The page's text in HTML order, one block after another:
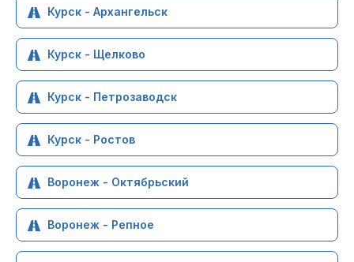
Курск - Архангельск
Курск - Щелково
Курск - Петрозаводск
Курск - Ростов
Воронеж - Октябрьский
Воронеж - Репное